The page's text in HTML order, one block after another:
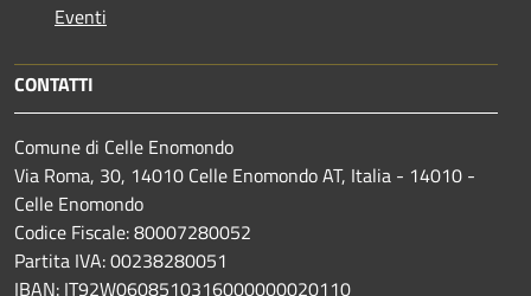
Eventi
CONTATTI
Comune di Celle Enomondo
Via Roma, 30, 14010 Celle Enomondo AT, Italia - 14010 -
Celle Enomondo
Codice Fiscale: 80007280052
Partita IVA: 00238280051
IBAN: IT92W0608510316000000020110